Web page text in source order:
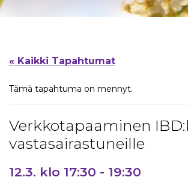
« Kaikki Tapahtumat
Tämä tapahtuma on mennyt.
Verkkotapaaminen
vastasairastuneille
12.3. klo 17:30 - 19:30